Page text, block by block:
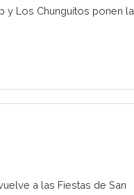
y Los Chunguitos ponen la
a las Fiestas de San